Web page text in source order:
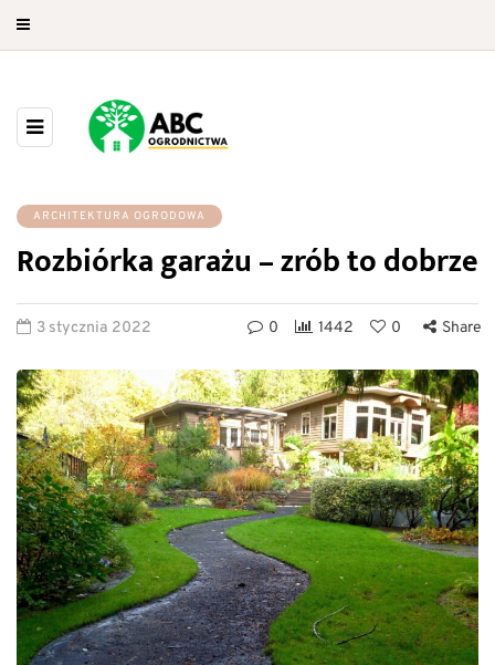
ARCHITEKTURA OGRODOWA
Rozbiórka garażu – zrób to dobrze
3 stycznia 2022 0 1442 0 Share